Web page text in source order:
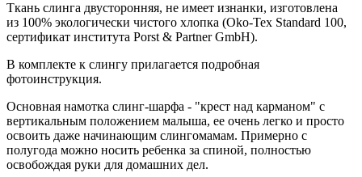
Ткань слинга двусторонняя, не имеет изнанки, изготовлена
из 100% экологически чистого хлопка (Oko-Tex Standard 100,
сертификат института Porst & Partner GmbH).
В комплекте к слингу прилагается подробная
фотоинструкция.
Основная намотка слинг-шарфа - "крест над карманом" с
вертикальным положением малыша, ее очень легко и просто
освоить даже начинающим слингомамам. Примерно с
полугода можно носить ребенка за спиной, полностью
освобождая руки для домашних дел.